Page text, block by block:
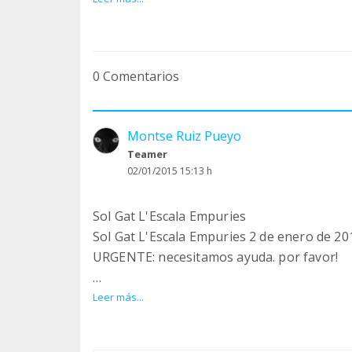
privada para intentar recoger esos gatos,
tienen menos espacio. Por eso, me
0 Comentarios
Montse Ruiz Pueyo
Teamer
02/01/2015 15:13 h
Sol Gat L'Escala Empuries
Sol Gat L'Escala Empuries 2 de enero de
URGENTE: necesitamos ayuda. por favor!
Buenos días y buen año nuevo a todos.
Soy rosa, responsable del teaming
Leer más...